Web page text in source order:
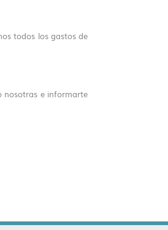
todos los gastos de
nosotras e informarte